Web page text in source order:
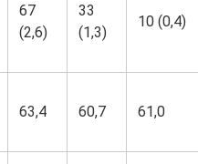
67
(2,6)
33
(1,3)
10 (0,4)
63,4 60,7 61,0